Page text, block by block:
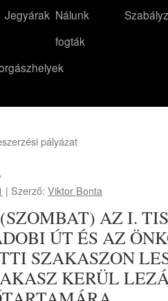
Jegyárak Nálunk
fogták
pályázat
| Szerző: Viktor Bonta
AZ I.
ÚT ÉS AZ
SZAKASZON
KERÜL